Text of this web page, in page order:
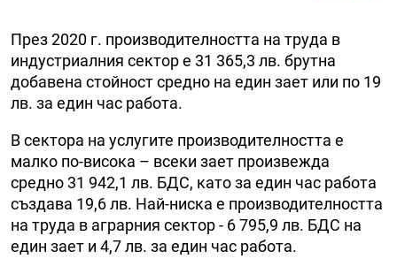
През 2020 г. производителността на труда в
индустриалния сектор е 31 365,3 лв. брутна
добавена стойност средно на един зает или по 19
лв. за един час работа.
В сектора на услугите производителността е
малко по-висока – всеки зает произвежда
средно 31 942,1 лв. БДС, като за един час работа
създава 19,6 лв. Най-ниска е производителността
на труда в аграрния сектор - 6 795,9 лв. БДС на
един зает и 4,7 лв. за един час работа.